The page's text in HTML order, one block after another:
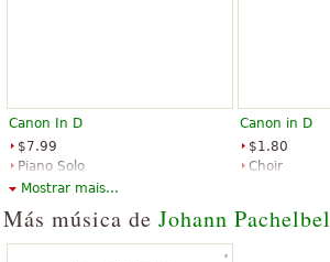
Canon In D
$7.99
Piano Solo
Music Sales
Canon in D
$1.80
Choir
Mostrar mais...
Más música de Johann Pachelbel